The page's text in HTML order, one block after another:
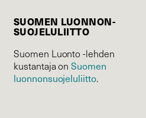
SUOMEN LUONNON­
SUOJELU­LIITTO
Suomen Luonto -lehden
kustantaja onSuomen
luonnonsuojelu­liitto.